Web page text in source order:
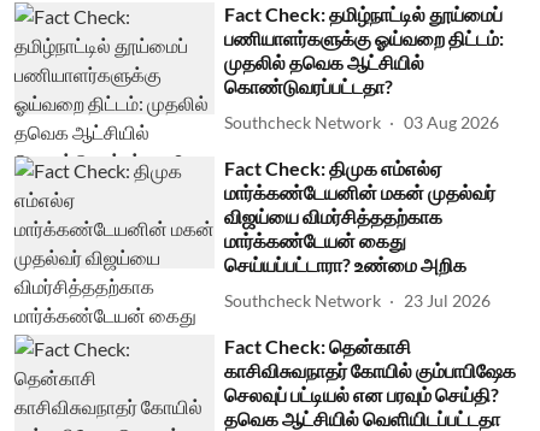
Fact Check: தமிழ்நாட்டில் தூய்மைப்
பணியாளர்களுக்கு ஓய்வறை திட்டம்:
முதலில் தவெக ஆட்சியில்
கொண்டுவரப்பட்டதா?
Southcheck Network 03 Aug 2026
Fact Check: திமுக எம்எல்ஏ
மார்க்கண்டேயனின் மகன் முதல்வர்
விஜய்யை விமர்சித்ததற்காக
மார்க்கண்டேயன் கைது
செய்யப்பட்டாரா? உண்மை அறிக
Southcheck Network 23 Jul 2026
Fact Check: தென்காசி
காசிவிசுவநாதர் கோயில் கும்பாபிஷேக
செலவுப் பட்டியல் என பரவும் செய்தி?
தவெக ஆட்சியில் வெளியிடப்பட்டதா